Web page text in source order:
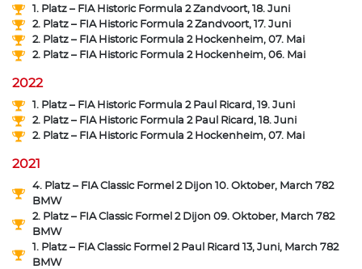
1. Platz – FIA Historic Formula 2 Zandvoort, 18. Juni
2. Platz – FIA Historic Formula 2 Zandvoort, 17. Juni
2. Platz – FIA Historic Formula 2 Hockenheim, 07. Mai
2. Platz – FIA Historic Formula 2 Hockenheim, 06. Mai
2022
1. Platz – FIA Historic Formula 2 Paul Ricard, 19. Juni
2. Platz – FIA Historic Formula 2 Paul Ricard, 18. Juni
2. Platz – FIA Historic Formula 2 Hockenheim, 07. Mai
2021
4. Platz – FIA Classic Formel 2 Dijon 10. Oktober, March 782
BMW
2. Platz – FIA Classic Formel 2 Dijon 09. Oktober, March 782
BMW
1. Platz – FIA Classic Formel 2 Paul Ricard 13, Juni, March 782
BMW